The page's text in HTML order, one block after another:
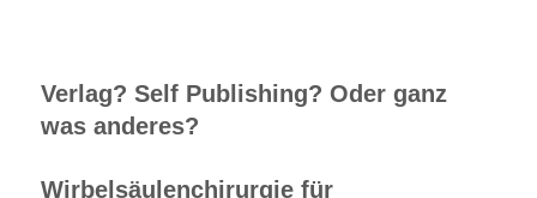
Verlag? Self Publishing? Oder ganz
was anderes?
Wirbelsäulenchirurgie für